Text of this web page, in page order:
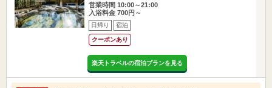
営業時間 10:00～21:00
入浴料金 700円～
日帰り 宿泊
クーポンあり
楽天トラベルの宿泊プランを見る